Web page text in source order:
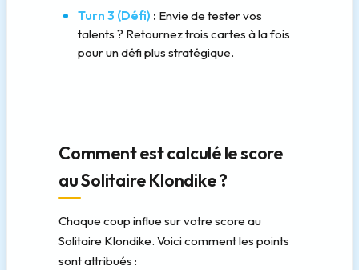
Turn 3 (Défi) : Envie de tester vos
talents ? Retournez trois cartes à la fois
pour un défi plus stratégique.
Comment est calculé le score
au Solitaire Klondike ?
Chaque coup influe sur votre score au
Solitaire Klondike. Voici comment les points
sont attribués :